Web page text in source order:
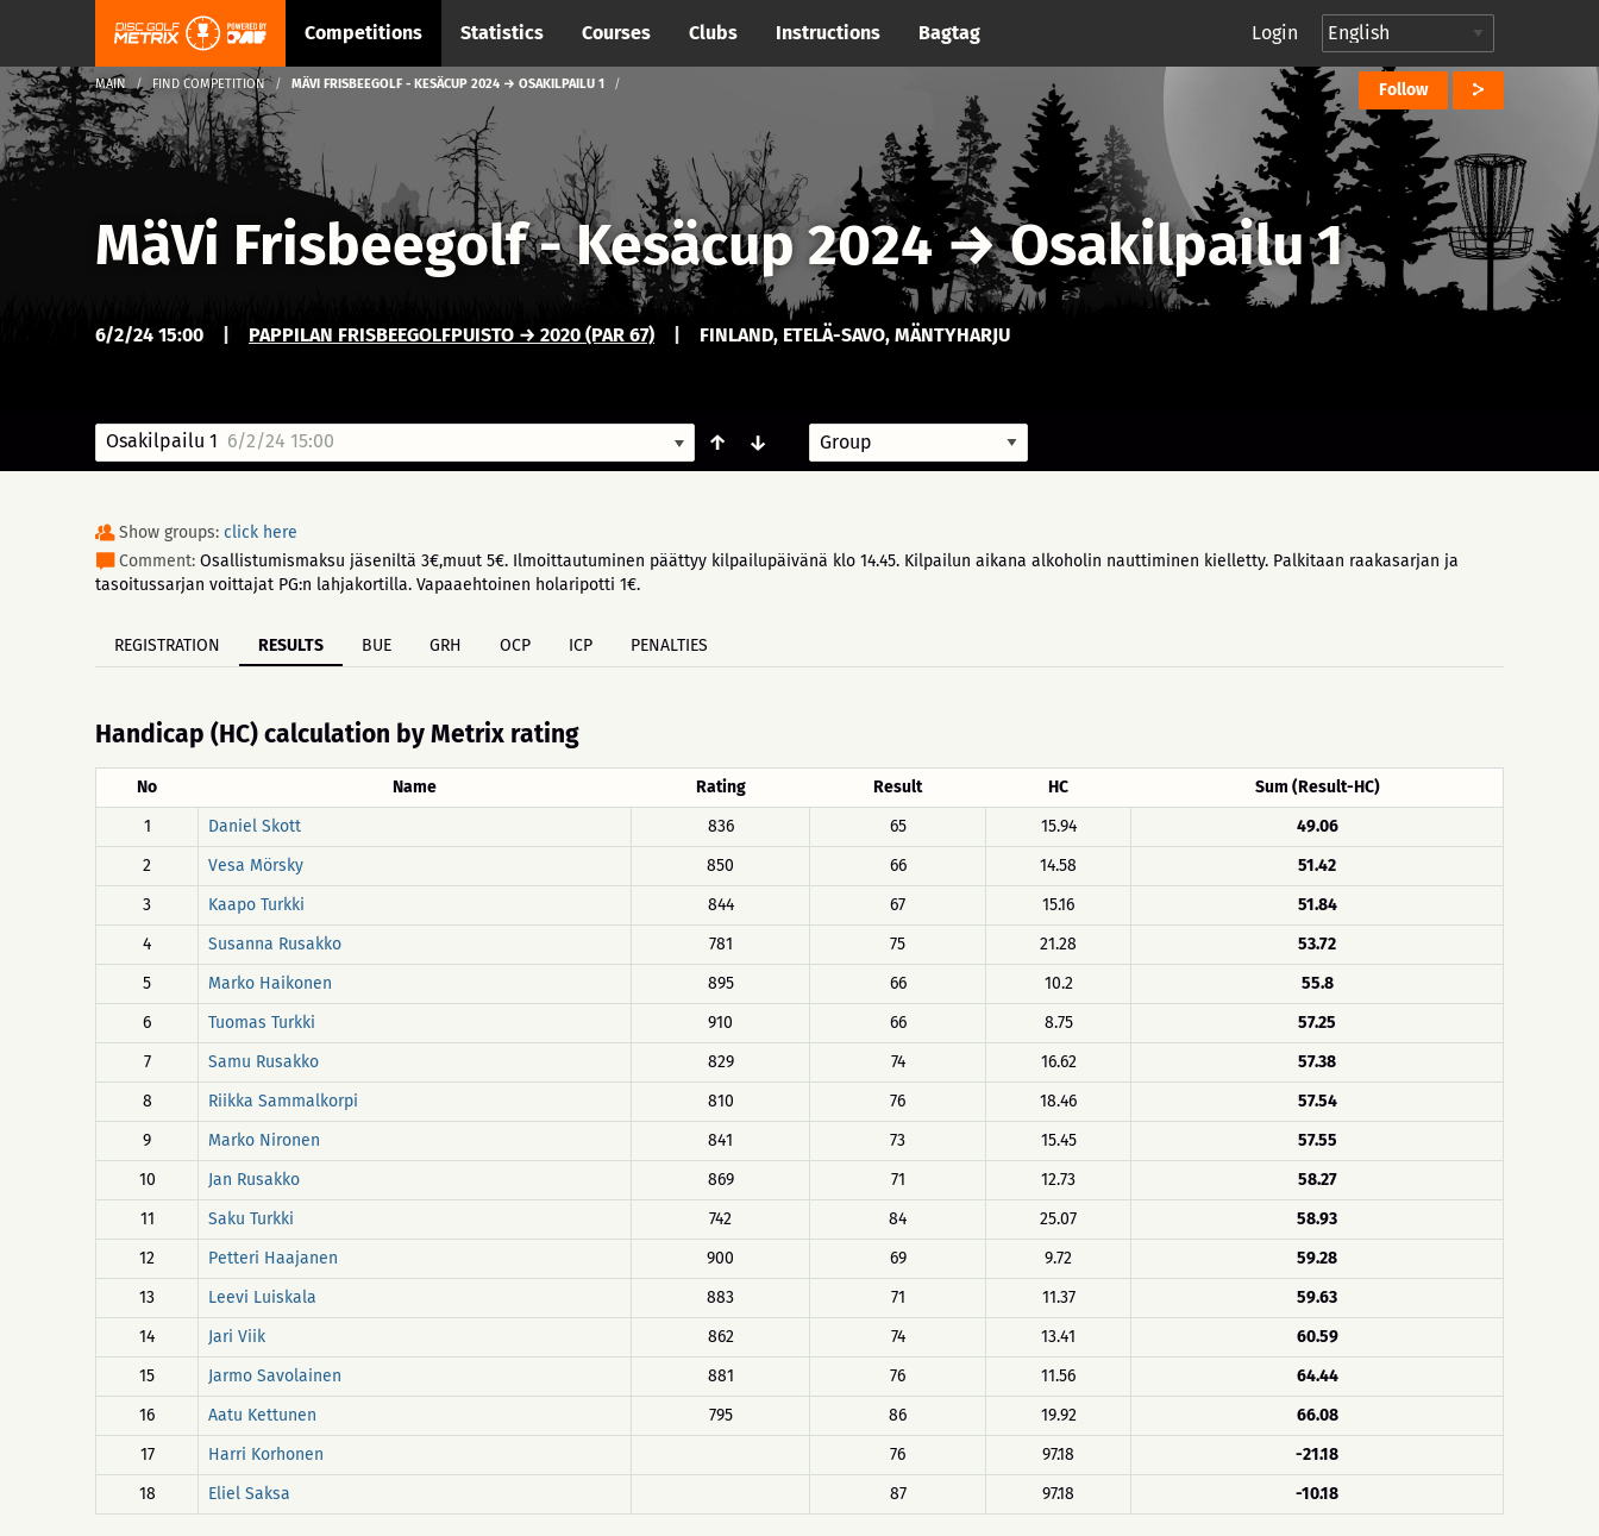
Competitions Statistics Courses Clubs Instructions Bagtag Login
MAIN FIND COMPETITION MÄVI FRISBEEGOLF - KESÄCUP 2024 → OSAKILPAILU 1 Follow
MäVi Frisbeegolf - Kesäcup 2024→Osakilpailu 1
6/2/24 15:00 PAPPILAN FRISBEEGOLFPUISTO → 2020 (PAR 67) FINLAND, ETELÄ-SAVO, MÄNTYHARJU
Osakilpailu 1 6/2/24 15:00 ↑ ↓
Show groups: click here
Comment: Osallistumismaksu jäseniltä 3€,muut 5€. Ilmoittautuminen päättyy kilpailupäivänä klo 14.45. Kilpailun aikana alkoholin nauttiminen kielletty. Palkitaan raakasarjan ja
tasoitussarjan voittajat PG:n lahjakortilla. Vapaaehtoinen holaripotti 1€.
REGISTRATION RESULTS BUE GRH OCP ICP PENALTIES
Handicap (HC) calculation by Metrix rating
No Name Rating Result HC
Sum (Result-HC)
1
Daniel Skott 836 65 15.94
49.06
2
Vesa Mörsky 850 66 14.58
51.42
3
Kaapo Turkki 844 67 15.16
51.84
4
Susanna Rusakko 781 75 21.28
53.72
5
Marko Haikonen 895 66 10.2
55.8
6
Tuomas Turkki 910 66 8.75
57.25
7
Samu Rusakko 829 74 16.62
57.38
8
Riikka Sammalkorpi 810 76 18.46
57.54
9
Marko Nironen 841 73 15.45
57.55
10
Jan Rusakko 869 71 12.73
58.27
11
Saku Turkki 742 84 25.07
58.93
12
Petteri Haajanen 900 69 9.72
59.28
13
Leevi Luiskala 883 71 11.37
59.63
14
Jari Viik 862 74 13.41
60.59
15
Jarmo Savolainen 881 76 11.56
64.44
16
Aatu Kettunen 795 86 19.92
66.08
17
Harri Korhonen 76 97.18
-21.18
18
Eliel Saksa 87 97.18 -10.18